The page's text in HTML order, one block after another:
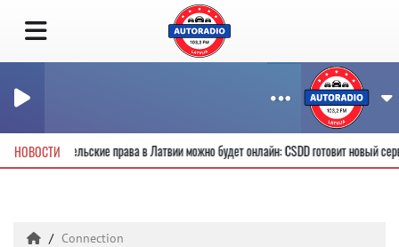
НОВОСТИ
новые водительские права в Латвии можно будет онлайн: CSDD готовит новый
Connection